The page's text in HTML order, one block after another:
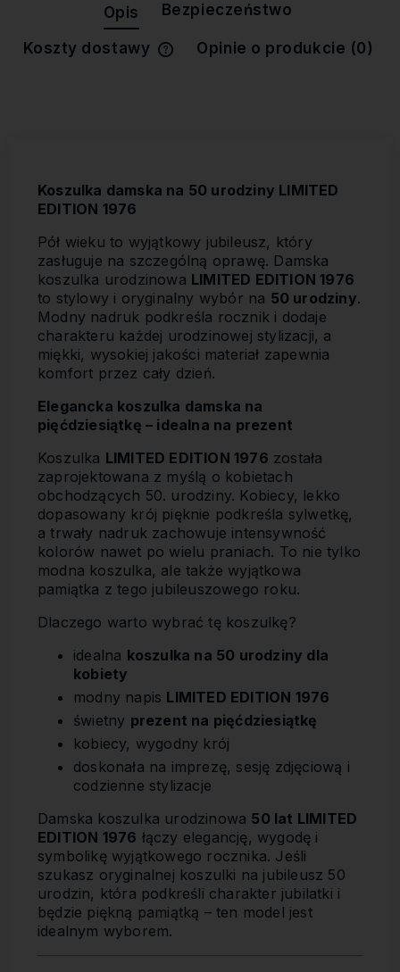
Opis Bezpieczeństwo
Koszty dostawy
Cena nie zawiera ewentualnych
Opinie o produkcie (0)
Koszulka damska na 50 urodziny LIMITED
EDITION 1976
Pół wieku to wyjątkowy jubileusz, który
zasługuje na szczególną oprawę. Damska
koszulka urodzinowa LIMITED EDITION 1976
to stylowy i oryginalny wybór na 50 urodziny.
Modny nadruk podkreśla rocznik i dodaje
charakteru każdej urodzinowej stylizacji, a
miękki, wysokiej jakości materiał zapewnia
komfort przez cały dzień.
Elegancka koszulka damska na
pięćdziesiątkę – idealna na prezent
Koszulka LIMITED EDITION 1976 została
zaprojektowana z myślą o kobietach
obchodzących 50. urodziny. Kobiecy, lekko
dopasowany krój pięknie podkreśla sylwetkę,
a trwały nadruk zachowuje intensywność
kolorów nawet po wielu praniach. To nie tylko
modna koszulka, ale także wyjątkowa
pamiątka z tego jubileuszowego roku.
Dlaczego warto wybrać tę koszulkę?
idealna koszulka na 50 urodziny dla
kobiety
modny napis LIMITED EDITION 1976
świetny prezent na pięćdziesiątkę
kobiecy, wygodny krój
doskonała na imprezę, sesję zdjęciową i
codzienne stylizacje
Damska koszulka urodzinowa 50 lat LIMITED
EDITION 1976 łączy elegancję, wygodę i
symbolikę wyjątkowego rocznika. Jeśli
szukasz oryginalnej koszulki na jubileusz 50
urodzin, która podkreśli charakter jubilatki i
będzie piękną pamiątką – ten model jest
idealnym wyborem.